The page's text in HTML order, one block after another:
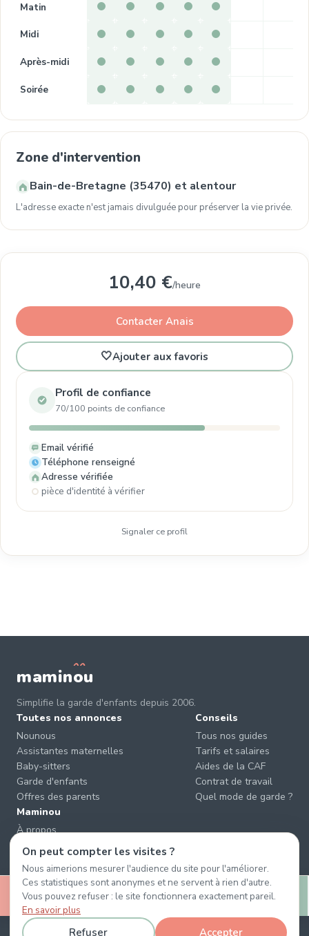
Matin
Midi
Après-midi
Soirée
Zone d'intervention
Bain-de-Bretagne (35470) et alentour
L'adresse exacte n'est jamais divulguée pour préserver la vie privée.
10,40 €/heure
Contacter Anais
🤍Ajouter aux favoris
Profil de confiance
70/100 points de confiance
Email vérifié
Téléphone renseigné
Adresse vérifiée
pièce d'identité à vérifier
Signaler ce profil
🤍
maminou
Simplifie la garde d'enfants depuis 2006.
Toutes nos annonces
Nounous
Assistantes maternelles
Baby-sitters
Garde d'enfants
Offres des parents
Conseils
Tous nos guides
Tarifs et salaires
Aides de la CAF
Contrat de travail
Quel mode de garde ?
Maminou
À propos
Nous contacter
Éviter les arnaques
CGU & CGV
Confidentialité
On peut compter les visites ?
Nous aimerions mesurer l'audience du site pour l'améliorer.
Ces statistiques sont anonymes et ne servent à rien d'autre.
Vous pouvez refuser : le site fonctionnera exactement pareil.
En savoir plus
Refuser Accepter